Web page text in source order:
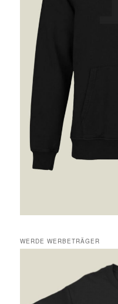
WERDE WERBETRÄGER